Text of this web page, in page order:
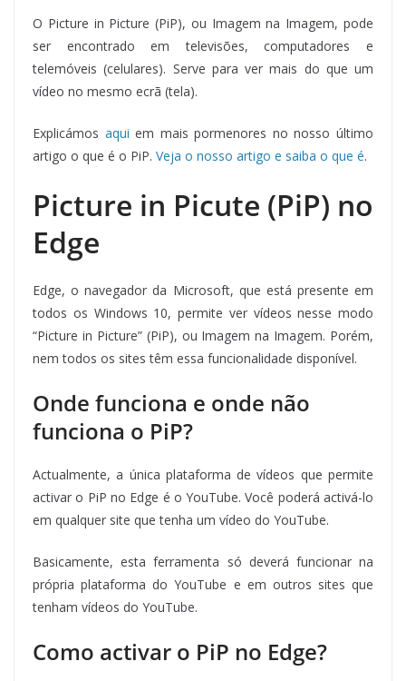
O Picture in Picture (PiP), ou Imagem na Imagem, pode
ser encontrado em televisões, computadores e
telemóveis (celulares). Serve para ver mais do que um
vídeo no mesmo ecrã (tela).
Explicámos aqui em mais pormenores no nosso último
artigo o que é o PiP. Veja o nosso artigo e saiba o que é.
Picture in Picute (PiP) no
Edge
Edge, o navegador da Microsoft, que está presente em
todos os Windows 10, permite ver vídeos nesse modo
“Picture in Picture” (PiP), ou Imagem na Imagem. Porém,
nem todos os sites têm essa funcionalidade disponível.
Onde funciona e onde não
funciona o PiP?
Actualmente, a única plataforma de vídeos que permite
activar o PiP no Edge é o YouTube. Você poderá activá-lo
em qualquer site que tenha um vídeo do YouTube.
Basicamente, esta ferramenta só deverá funcionar na
própria plataforma do YouTube e em outros sites que
tenham vídeos do YouTube.
Como activar o PiP no Edge?